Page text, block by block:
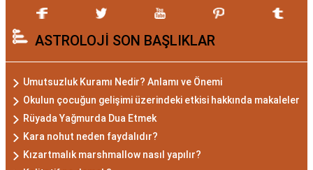
Akrep burcu, astrolojide 23 Ekim ile 21 Kasım
tarihleri arasında doğanları ifade eder. Bu
dönemde doğan bireyler genellikle gizemli ve derin
düşünce yapısına sahiptir. Akrep burcunun temel
özellikleri arasında kararlılık, cesaret ve tutku
bulunur. Akrepler, hedeflerine ulaşmak için
kararlılıkla çalışan bireylerdir. Aynı zamanda,
zekalarını ve keskin gözlem yeteneklerini
ASTROLOJİ SON BAŞLIKLAR
Umutsuzluk Kuramı Nedir? Anlamı ve Önemi
Okulun çocuğun gelişimi üzerindeki etkisi hakkında makaleler
Rüyada Yağmurda Dua Etmek
Kara nohut neden faydalıdır?
Kızartmalık marshmallow nasıl yapılır?